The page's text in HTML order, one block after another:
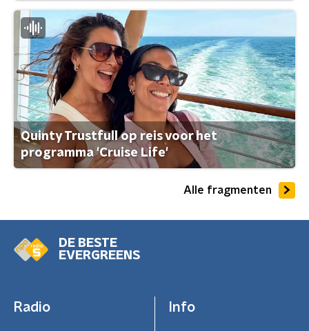
Quinty Trustfull op reis voor het
programma 'Cruise Life'
Alle fragmenten
DE BESTE
EVERGREENS
Radio Info